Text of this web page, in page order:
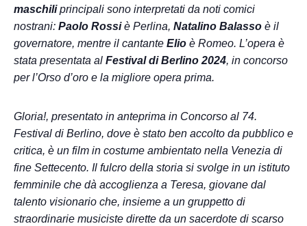
maschiliprincipali sono interpretati da noti comici
nostrani: Paolo Rossiè Perlina, Natalino Balasso è il
governatore, mentre il cantante Elio è Romeo. L’opera è
stata presentata al Festival di Berlino 2024, in concorso
per l’Orso d’oro e la migliore opera prima.
Gloria!, presentato in anteprima in Concorso al 74.
Festival di Berlino, dove è stato ben accolto da pubblico e
critica, è un film in costume ambientato nella Venezia di
fine Settecento. Il fulcro della storia si svolge in un istituto
femminile che dà accoglienza a Teresa, giovane dal
talento visionario che, insieme a un gruppetto di
straordinarie musiciste dirette da un sacerdote di scarso